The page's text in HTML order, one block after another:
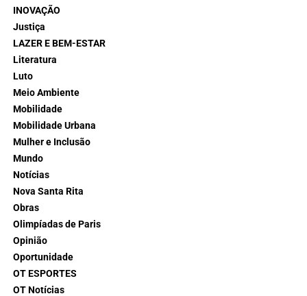
INOVAÇÃO
Justiça
LAZER E BEM-ESTAR
Literatura
Luto
Meio Ambiente
Mobilidade
Mobilidade Urbana
Mulher e Inclusão
Mundo
Notícias
Nova Santa Rita
Obras
Olimpíadas de Paris
Opinião
Oportunidade
OT ESPORTES
OT Notícias